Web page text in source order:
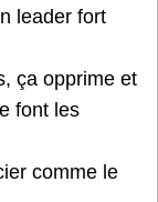
leader fort
ça opprime et
font les
comme le